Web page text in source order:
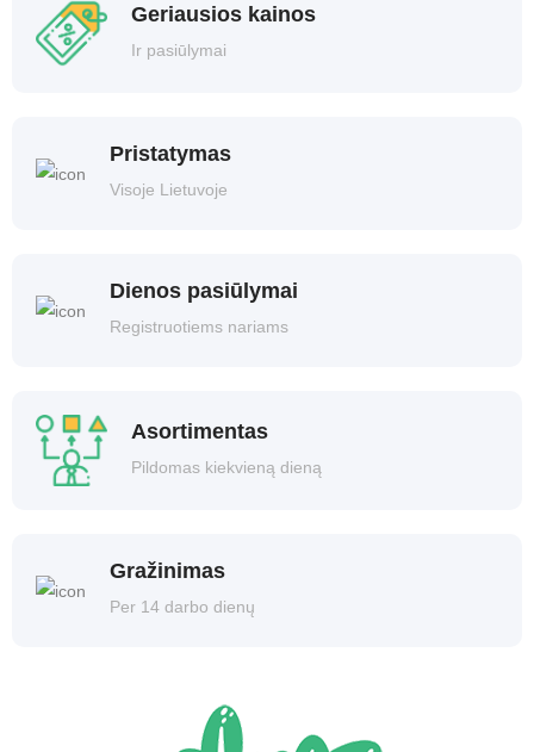
Geriausios kainos
Ir pasiūlymai
Pristatymas
Visoje Lietuvoje
Dienos pasiūlymai
Registruotiems nariams
Asortimentas
Pildomas kiekvieną dieną
Gražinimas
Per 14 darbo dienų